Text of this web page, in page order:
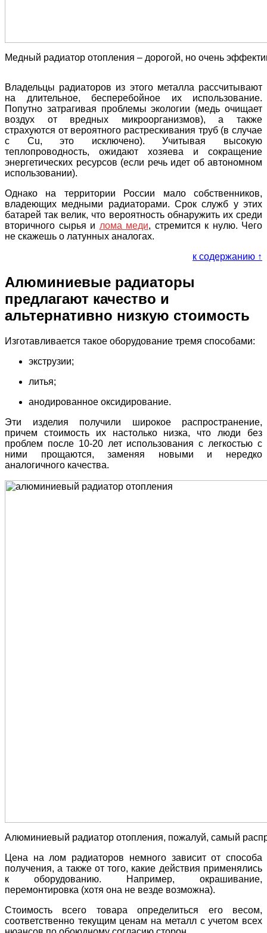
Медный радиатор отопления – дорогой, но очень
Владельцы радиаторов из этого металла рассчитывают
на длительное, бесперебойное их использование.
Попутно затрагивая проблемы экологии (медь очищает
воздух от вредных микроорганизмов), а также
страхуются от вероятного растрескивания труб (в случае
с Cu, это исключено). Учитывая высокую
теплопроводность, ожидают хозяева и сокращение
энергетических ресурсов (если речь идет об автономном
использовании).
Однако на территории России мало собственников,
владеющих медными радиаторами. Срок служб у этих
батарей так велик, что вероятность обнаружить их среди
вторичного сырья и лома меди, стремится к нулю. Чего
не скажешь о латунных аналогах.
к содержанию ↑
Алюминиевые радиаторы
предлагают качество и
альтернативно низкую стоимость
Изготавливается такое оборудование тремя способами:
экструзии;
литья;
анодированное оксидирование.
Эти изделия получили широкое распространение,
причем стоимость их настолько низка, что люди без
проблем после 10-20 лет использования с легкостью с
ними прощаются, заменяя новыми и нередко
аналогичного качества.
Алюминиевый радиатор отопления, пожалуй, самый
Цена на лом радиаторов немного зависит от способа
получения, а также от того, какие действия применялись
к оборудованию. Например, окрашивание,
перемонтировка (хотя она не везде возможна).
Стоимость всего товара определиться его весом,
соответственно текущим ценам на металл с учетом всех